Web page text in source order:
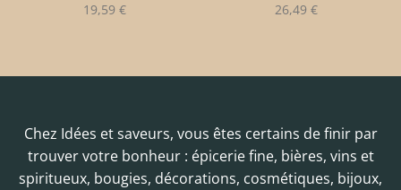
19,59 € 26,49 €
Chez Idées et saveurs, vous êtes certains de finir par
trouver votre bonheur : épicerie fine, bières, vins et
spiritueux, bougies, décorations, cosmétiques, bijoux,